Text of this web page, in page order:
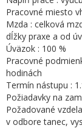
Pracovné miesto
Mzda : celková
dĺžky praxe a od
Úväzok : 100 %
Pracovné
hodinách
Termín nástupu :
Požiadavky na
Požadované
v odbore tanec,